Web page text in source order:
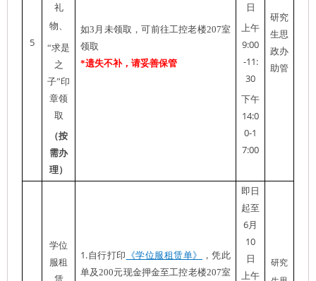
5
礼
物、
“求是
之
子”印
章领
取
（按
需办
理）
如3月未领取，可前往工控老楼207室
领取
*遗失不补，请妥善保管
日
上午
9:00
-11:
30
下午
14:0
0-1
7:00
研究
生思
政办
助管
学位
服租
1.自行打印 《学位服租赁单》
，凭此
单及200元现金押金至工控老楼207室
即日
起至
6月
10
日
上午
研究